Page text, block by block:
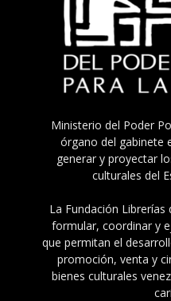
Ministerio del Poder
órgano del gabinete
generar y proyectar
culturales del
La Fundación
formular, coordinar y
que permitan el
promoción, venta y
bienes culturales